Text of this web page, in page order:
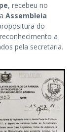
, recebeu no
Assembleia
do
a
pela secretaria.